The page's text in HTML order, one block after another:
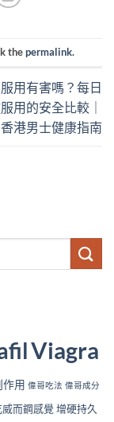
thepermalink.
用有害嗎？每日
用的安全比較｜
香港男士健康指南
Viagra
作用 偉哥吃法 偉哥成分
威而鋼感覺 增硬持久